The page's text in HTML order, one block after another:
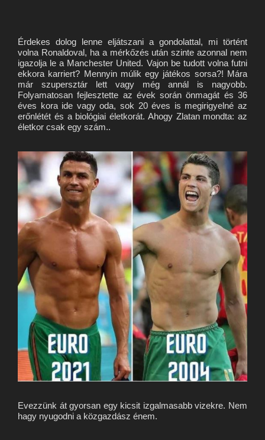
Érdekes dolog lenne eljátszani a gondolattal, mi történt
volna Ronaldoval, ha a mérkőzés után szinte azonnal nem
igazolja le a Manchester United. Vajon be tudott volna futni
ekkora karriert? Mennyin múlik egy játékos sorsa?! Mára
már szupersztár lett vagy még annál is nagyobb.
Folyamatosan fejlesztette az évek során önmagát és 36
éves kora ide vagy oda, sok 20 éves is megirigyelné az
erőnlétét és a biológiai életkorát. Ahogy Zlatan mondta: az
életkor csak egy szám..
Evezzünk át gyorsan egy kicsit izgalmasabb vizekre. Nem
hagy nyugodni a közgazdász énem.